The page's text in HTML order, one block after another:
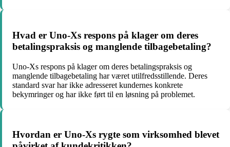
Hvad er Uno-Xs respons på klager om deres
betalingspraksis og manglende tilbagebetaling?
Uno-Xs respons på klager om deres betalingspraksis og
manglende tilbagebetaling har været utilfredsstillende. Deres
standard svar har ikke adresseret kundernes konkrete
bekymringer og har ikke ført til en løsning på problemet.
Hvordan er Uno-Xs rygte som virksomhed blevet